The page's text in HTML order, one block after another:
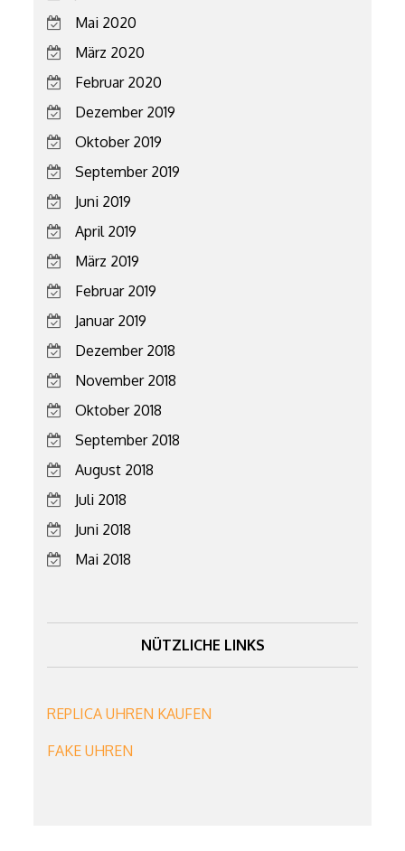
Mai 2020
März 2020
Februar 2020
Dezember 2019
Oktober 2019
September 2019
Juni 2019
April 2019
März 2019
Februar 2019
Januar 2019
Dezember 2018
November 2018
Oktober 2018
September 2018
August 2018
Juli 2018
Juni 2018
Mai 2018
NÜTZLICHE LINKS
REPLICA UHREN KAUFEN
FAKE UHREN